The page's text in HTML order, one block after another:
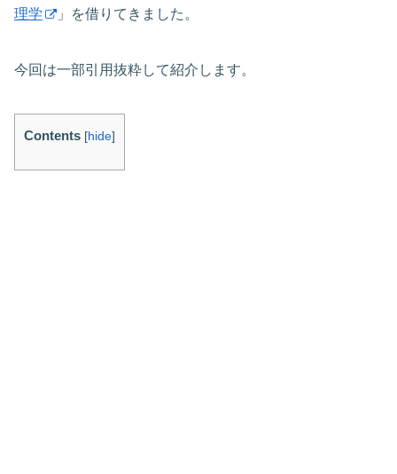
理学
」を借りてきました。
今回は一部引用抜粋して紹介します。
Contents [hide]